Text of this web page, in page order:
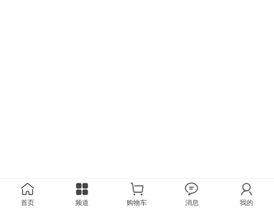
首页 频道 购物车 消息 我的